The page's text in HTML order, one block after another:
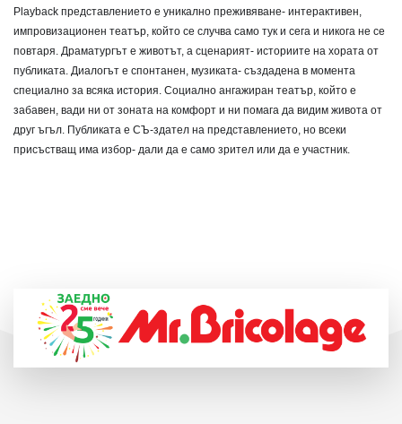
Playback представлението е уникално преживяване- интерактивен,
импровизационен театър, който се случва само тук и сега и никога не се
повтаря. Драматургът е животът, а сценарият- историите на хората от
публиката. Диалогът е спонтанен, музиката- създадена в момента
специално за всяка история. Социално ангажиран театър, който е
забавен, вади ни от зоната на комфорт и ни помага да видим живота от
друг ъгъл. Публиката е СЪ-здател на представлението, но всеки
присъстващ има избор- дали да е само зрител или да е участник.